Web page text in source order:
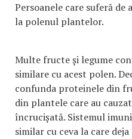
Persoanele care suferă
la polenul plantelor.
Multe fructe și legume
similare cu acest polen.
confunda proteinele din
din plantele care au
încrucișată. Sistemul
similar cu ceva la care